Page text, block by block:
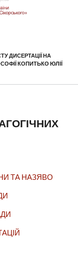
ДИСЕРТАЦІЇ НА
КОПИТЬКО ЮЛІЇ
ТА НАЗЯВО